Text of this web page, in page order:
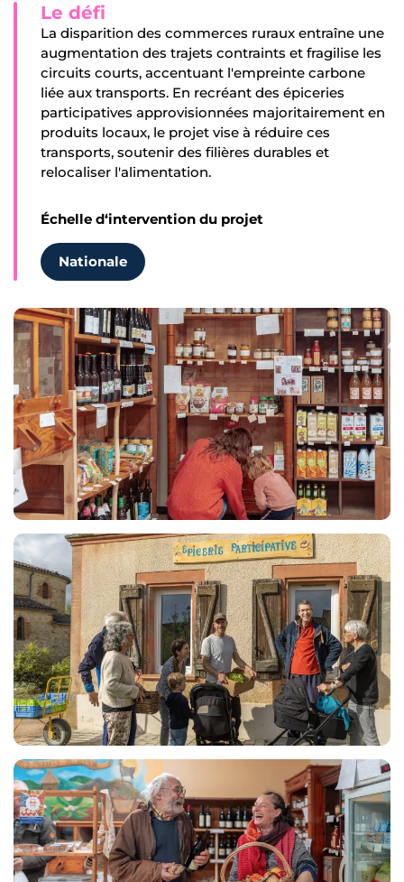
Le défi
La disparition des commerces ruraux entraîne une
augmentation des trajets contraints et fragilise les
circuits courts, accentuant l'empreinte carbone
liée aux transports. En recréant des épiceries
participatives approvisionnées majoritairement en
produits locaux, le projet vise à réduire ces
transports, soutenir des filières durables et
relocaliser l'alimentation.
Échelle d‘intervention du projet
Nationale